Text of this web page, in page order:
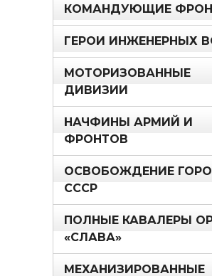
КОМАНДУЮЩИЕ
ГЕРОИ ИНЖЕНЕРНЫХ
МОТОРИЗОВАННЫЕ
ДИВИЗИИ
НАЧФИНЫ АРМИЙ И
ФРОНТОВ
ОСВОБОЖДЕНИЕ
СССР
ПОЛНЫЕ КАВАЛЕРЫ
«СЛАВА»
МЕХАНИЗИРОВАННЫЕ